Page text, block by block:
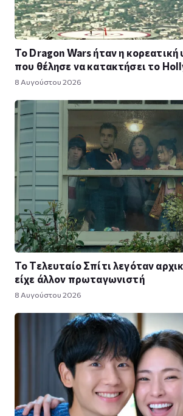
Το Dragon Wars ήταν η
που θέλησε να κατακτήσει το
8 Αυγούστου 2026
Το Τελευταίο Σπίτι λεγόταν
είχε άλλον πρωταγωνιστή
8 Αυγούστου 2026